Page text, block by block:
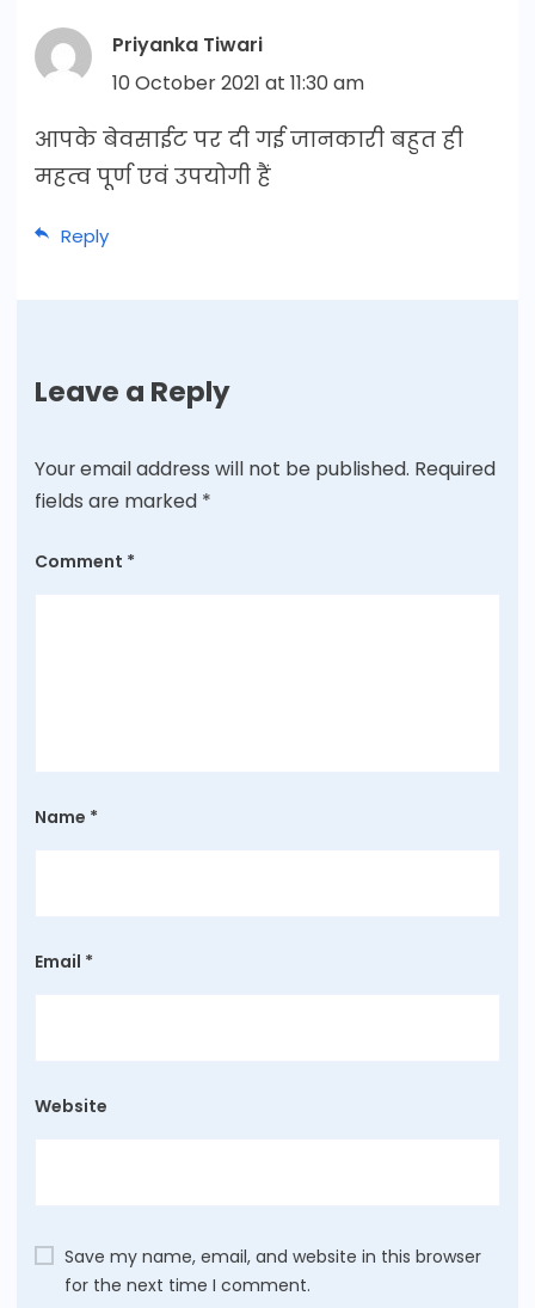
Priyanka Tiwari
10 October 2021 at 11:30 am
आपके बेवसाईट पर दी गई जानकारी बहुत ही
महत्व पूर्ण एवं उपयोगी हैं
Reply
Leave a Reply
Your email address will not be published. Required
fields are marked *
Comment *
Name *
Email *
Website
Save my name, email, and website in this browser
for the next time I comment.